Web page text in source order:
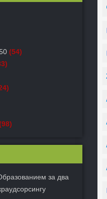
(54)
за два